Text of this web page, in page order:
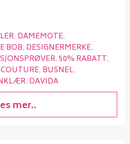
DAMEMOTE
BOB DESIGNERMERKE
50% RABATT
BUSNEL
DAVIDA
mer..